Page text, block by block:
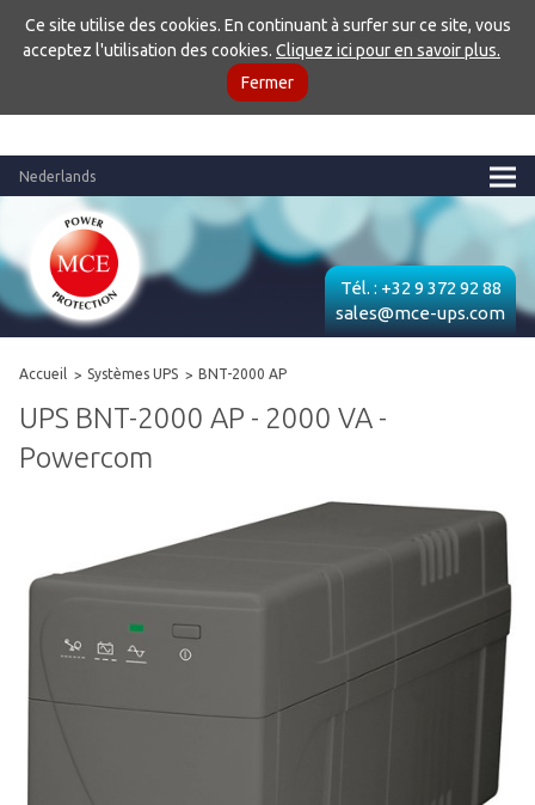
Ce site utilise des cookies. En continuant à surfer sur ce site, vous
acceptez l'utilisation des cookies. Cliquez ici pour en savoir plus.
Fermer
Nederlands
Tél. :+32 9 372 92 88
sales@mce-ups.com
Accueil Systèmes UPS BNT-2000 AP
UPS BNT-2000 AP - 2000 VA -
Powercom